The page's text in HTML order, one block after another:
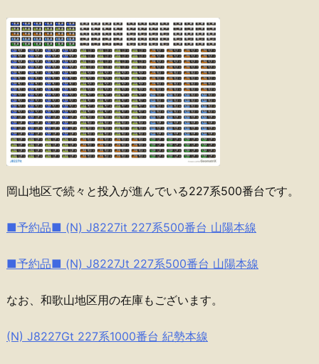
岡山地区で続々と投入が進んでいる227系500番台です。
■予約品■ (N) J8227it 227系500番台 山陽本線
■予約品■ (N) J8227Jt 227系500番台 山陽本線
なお、和歌山地区用の在庫もございます。
(N) J8227Gt 227系1000番台 紀勢本線